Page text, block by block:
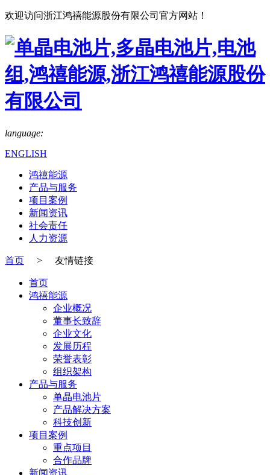
欢迎访问浙江鸿禧能源股份有限公司官方网站！
language:
ENGLISH
鸿禧能源
产品与服务
项目案例
新闻资讯
社会责任
人力资源
首页 > 友情链接
首页
鸿禧能源
企业概况
董事长致辞
企业文化
发展历程
荣誉表彰
组织架构
产品与服务
单晶电池片
产品解决方案
科技创新
项目案例
重点项目
合作品牌
新闻资讯